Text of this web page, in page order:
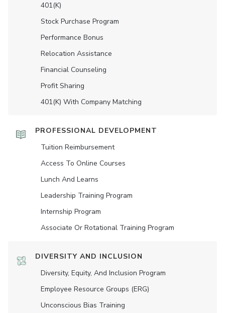
401(K)
Stock Purchase Program
Performance Bonus
Relocation Assistance
Financial Counseling
Profit Sharing
401(K) With Company Matching
PROFESSIONAL DEVELOPMENT
Tuition Reimbursement
Access To Online Courses
Lunch And Learns
Leadership Training Program
Internship Program
Associate Or Rotational Training Program
DIVERSITY AND INCLUSION
Diversity, Equity, And Inclusion Program
Employee Resource Groups (ERG)
Unconscious Bias Training